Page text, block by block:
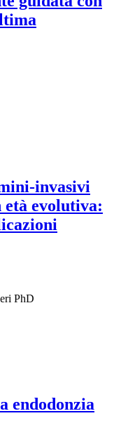
invasivi
età evolutiva:
PhD
endodonzia